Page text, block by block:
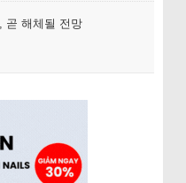
곧 해체될 전망